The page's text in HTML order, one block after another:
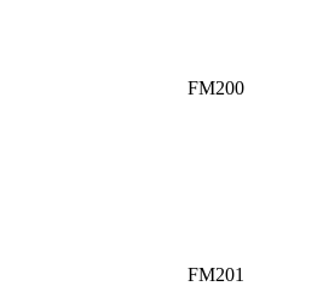
FM200
FM201